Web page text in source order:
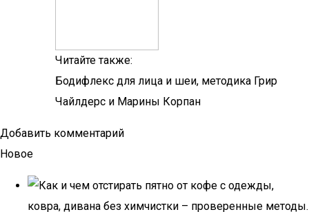
Читайте также:
Бодифлекс для лица и шеи, методика Грир
Чайлдерс и Марины Корпан
Добавить комментарий
Новое